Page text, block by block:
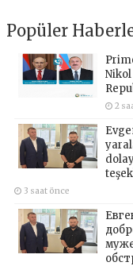
Popüler
2
3 saat önce